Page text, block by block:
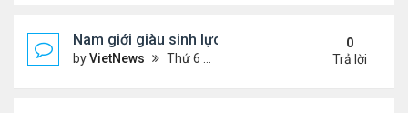
Nam giới giàu sinh lực nhất vào thời điểm nào
byVietNews Thứ 6 Tháng 8 12, 2022 3:08 pm
0
Trả lời